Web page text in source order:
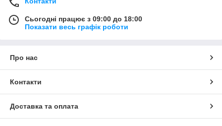
Сьогодні працює з 09:00 до 18:00
Показати весь графік роботи
Про нас
Контакти
Доставка та оплата